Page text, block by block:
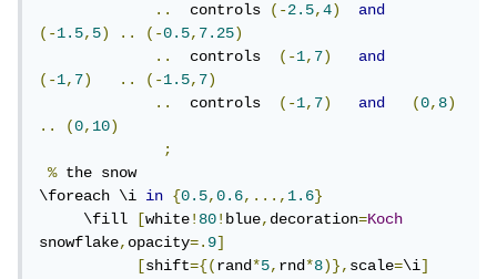
..
  controls
(-2.5,4)
and
(-1.5,5) .. (-0.5,7.25)
..
  controls
(-1,7)
and
(-1,7) .. (-1.5,7)
..
  controls
(-1,7) and (0,8)
..
(0,10)
;
% the snow
\foreach \i in {0.5,0.6,...,1.6}
     \fill
[white!80!blue,decoration=Koch
snowflake,opacity=.9]
[shift={(rand*5,rnd*8)},scale=\i]